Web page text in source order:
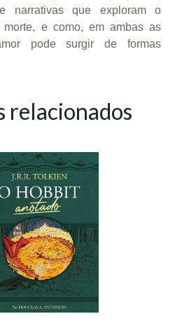
narrativas que exploram o
e como, em ambas as
pode surgir de formas
relacionados